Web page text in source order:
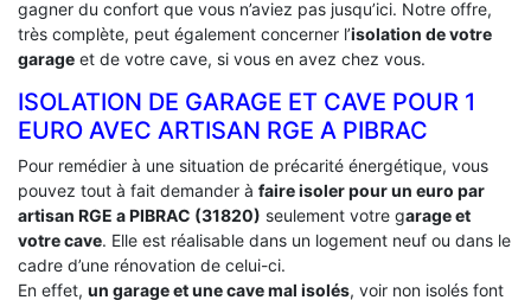
gagner du confort que vous n’aviez pas jusqu’ici. Notre offre,
très complète, peut également concerner l’isolation de votre
garage et de votre cave, si vous en avez chez vous.
ISOLATION DE GARAGE ET CAVE POUR 1
EURO AVEC ARTISAN RGE A PIBRAC
Pour remédier à une situation de précarité énergétique, vous
pouvez tout à fait demander à faire isoler pour un euro par
artisan RGE a PIBRAC (31820) seulement votre garage et
votre cave. Elle est réalisable dans un logement neuf ou dans le
cadre d’une rénovation de celui-ci.
En effet, un garage et une cave mal isolés, voir non isolés font